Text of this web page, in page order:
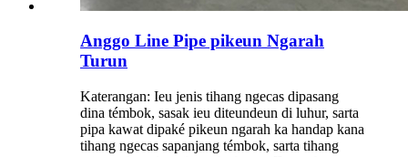
Anggo Line Pipe pikeun Ngarah
Turun
Katerangan: Ieu jenis tihang ngecas dipasang
dina témbok, sasak ieu diteundeun di luhur, sarta
pipa kawat dipaké pikeun ngarah ka handap kana
tihang ngecas sapanjang témbok, sarta tihang